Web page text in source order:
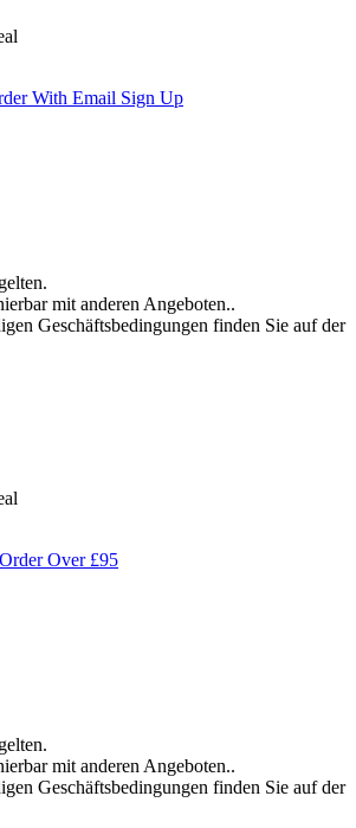
With Email Sign Up
mit anderen Angeboten..
Geschäftsbedingungen finden Sie auf der
Over £95
mit anderen Angeboten..
Geschäftsbedingungen finden Sie auf der